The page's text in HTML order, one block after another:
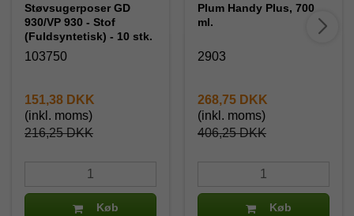
Støvsugerposer GD
930/VP 930 - Stof
(Fuldsyntetisk) - 10 stk.
103750
216,25 DKK
151,38 DKK
(inkl. moms)
Køb
Plum Handy Plus, 700
ml.
2903
406,25 DKK
268,75 DKK
(inkl. moms)
Køb